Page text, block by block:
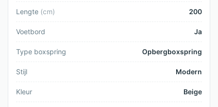
Lengte (cm) 200
Voetbord Ja
Type boxspring Opbergboxspring
Stijl Modern
Kleur Beige